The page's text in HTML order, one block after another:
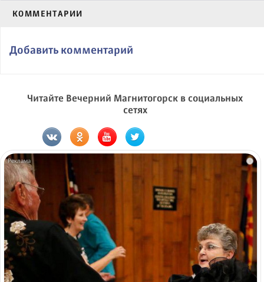
КОММЕНТАРИИ
Добавить комментарий
Читайте Вечерний Магнитогорск в социальных
сетях
i